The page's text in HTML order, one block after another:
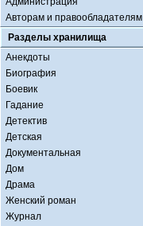
Авторам и правообладателям
Разделы хранилища
Анекдоты
Биография
Боевик
Гадание
Детектив
Детская
Документальная
Дом
Драма
Женский роман
Журнал